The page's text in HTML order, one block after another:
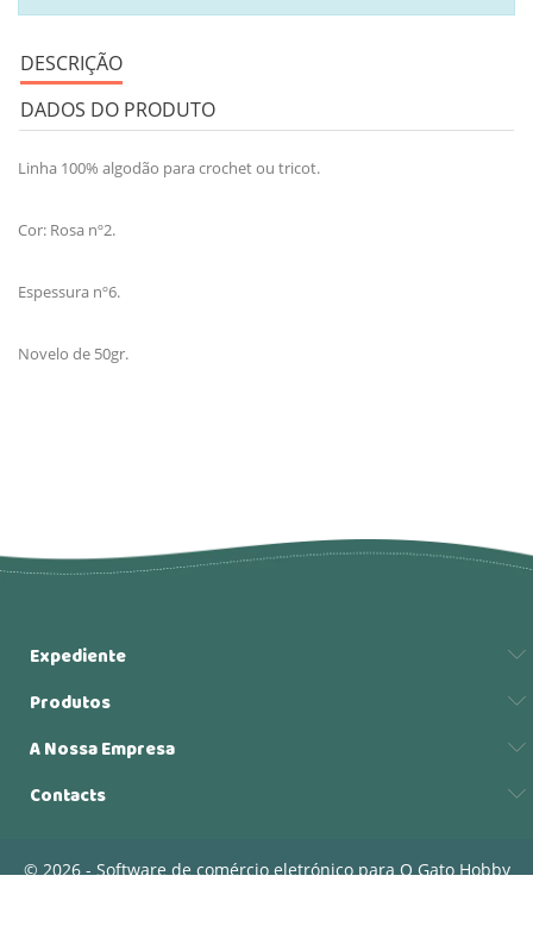
DESCRIÇÃO
DADOS DO PRODUTO
Linha 100% algodão para crochet ou tricot.
Cor: Rosa nº2.
Espessura nº6.
Novelo de 50gr.
Expediente
Produtos
A Nossa Empresa
Contacts
© 2026 - Software de comércio eletrónico para O Gato Hobby